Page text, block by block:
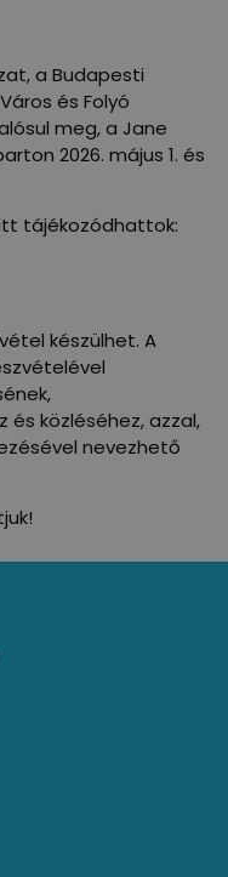
a Budapesti
és Folyó
meg, a Jane
2026. május 1. és
itt tájékozódhattok:
készülhet. A
és közléséhez, azzal,
nevezhető